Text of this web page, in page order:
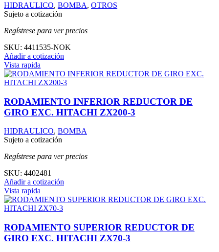
HIDRAULICO, BOMBA, OTROS
Sujeto a cotización
Regístrese para ver precios
SKU: 4411535-NOK
Añadir a cotización
Vista rapida
RODAMIENTO INFERIOR REDUCTOR DE
GIRO EXC. HITACHI ZX200-3
HIDRAULICO, BOMBA
Sujeto a cotización
Regístrese para ver precios
SKU: 4402481
Añadir a cotización
Vista rapida
RODAMIENTO SUPERIOR REDUCTOR DE
GIRO EXC. HITACHI ZX70-3